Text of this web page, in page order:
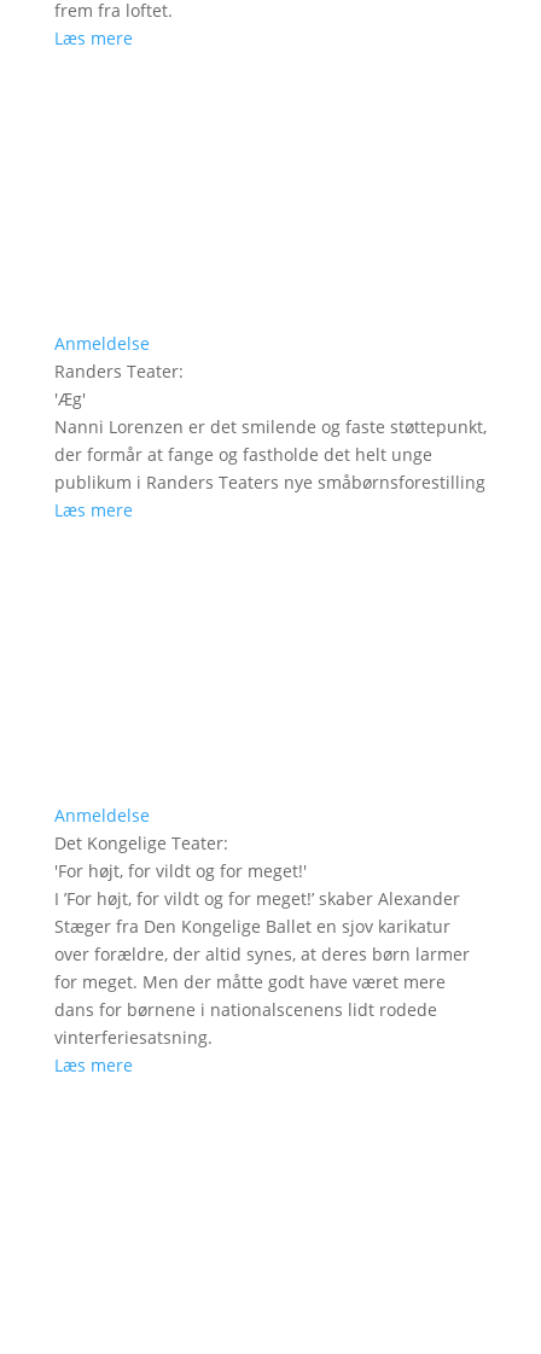
frem fra loftet.
Læs mere
Anmeldelse
Randers Teater:
'Æg'
Nanni Lorenzen er det smilende og faste støttepunkt,
der formår at fange og fastholde det helt unge
publikum i Randers Teaters nye småbørnsforestilling
Læs mere
Anmeldelse
Det Kongelige Teater:
'For højt, for vildt og for meget!'
I ’For højt, for vildt og for meget!’ skaber Alexander
Stæger fra Den Kongelige Ballet en sjov karikatur
over forældre, der altid synes, at deres børn larmer
for meget. Men der måtte godt have været mere
dans for børnene i nationalscenens lidt rodede
vinterferiesatsning.
Læs mere